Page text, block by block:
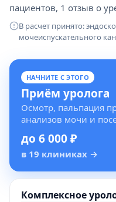
пациентов, 1 отзыв о
В расчет принято:
мочеиспускательного
НАЧНИТЕ С ЭТОГО
Приём уролога
Осмотр, пальпация
анализов мочи и
до 6 000 ₽
в 19 клиниках →
Комплексное